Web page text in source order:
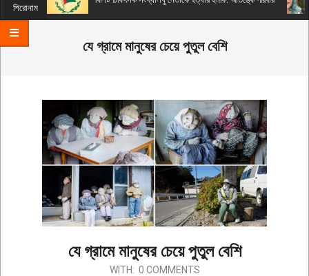
শিরোনাম
যে গ্রামে মানুষের চেয়ে পুতুল বেশি
যে গ্রামে মানুষের চেয়ে পুতুল বেশি
WITH: 0 COMMENTS